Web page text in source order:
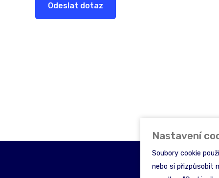
Odeslat dotaz
Nastavení
Soubory cookie
nebo si přizpůsobit